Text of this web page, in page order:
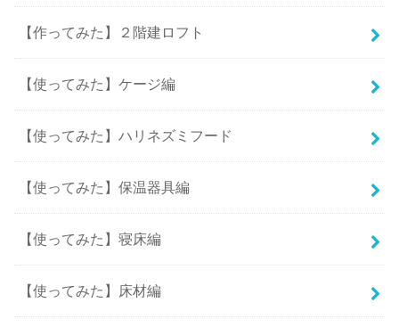
【作ってみた】２階建ロフト
【使ってみた】ケージ編
【使ってみた】ハリネズミフード
【使ってみた】保温器具編
【使ってみた】寝床編
【使ってみた】床材編